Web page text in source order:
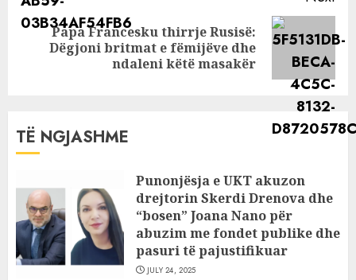
Next
Papa Francesku thirrje Rusisë:
Dëgjoni britmat e fëmijëve dhe
ndaleni këtë masakër
TË NGJASHME
Punonjësja e UKT akuzon
drejtorin Skerdi Drenova dhe
“bosen” Joana Nano për
abuzim me fondet publike dhe
pasuri të pajustifikuar
JULY 24, 2025